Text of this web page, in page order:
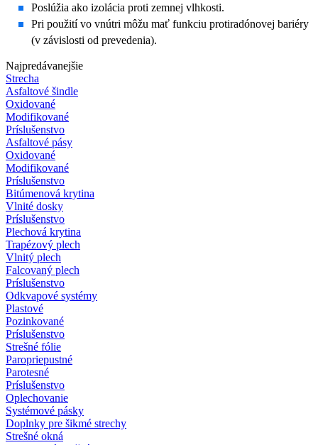
Poslúžia ako izolácia proti zemnej vlhkosti.
Pri použití vo vnútri môžu mať funkciu protiradónovej bariéry
(v závislosti od prevedenia).
Najpredávanejšie
Strecha
Asfaltové šindle
Oxidované
Modifikované
Príslušenstvo
Asfaltové pásy
Oxidované
Modifikované
Príslušenstvo
Bitúmenová krytina
Vlnité dosky
Príslušenstvo
Plechová krytina
Trapézový plech
Vlnitý plech
Falcovaný plech
Príslušenstvo
Odkvapové systémy
Plastové
Pozinkované
Príslušenstvo
Strešné fólie
Paropriepustné
Parotesné
Príslušenstvo
Oplechovanie
Systémové pásky
Doplnky pre šikmé strechy
Strešné okná